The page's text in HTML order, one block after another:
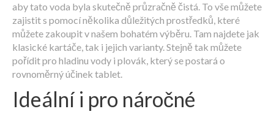
aby tato voda byla skutečně průzračně čistá. To vše můžete
zajistit s pomocí několika důležitých prostředků, které
můžete zakoupit v našem bohatém výběru. Tam najdete jak
klasické kartáče, tak i jejich varianty. Stejně tak můžete
pořídit pro hladinu vody i plovák, který se postará o
rovnoměrný účinek tablet.
Ideální i pro náročné